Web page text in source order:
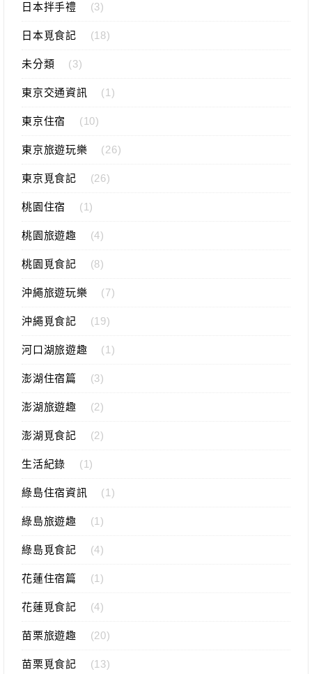
日本拌手禮 (3)
日本覓食記 (18)
未分類 (3)
東京交通資訊 (1)
東京住宿 (10)
東京旅遊玩樂 (26)
東京覓食記 (26)
桃園住宿 (1)
桃園旅遊趣 (4)
桃園覓食記 (8)
沖繩旅遊玩樂 (7)
沖繩覓食記 (19)
河口湖旅遊趣 (1)
澎湖住宿篇 (3)
澎湖旅遊趣 (2)
澎湖覓食記 (2)
生活紀錄 (1)
綠島住宿資訊 (1)
綠島旅遊趣 (1)
綠島覓食記 (4)
花蓮住宿篇 (1)
花蓮覓食記 (4)
苗栗旅遊趣 (20)
苗栗覓食記 (13)